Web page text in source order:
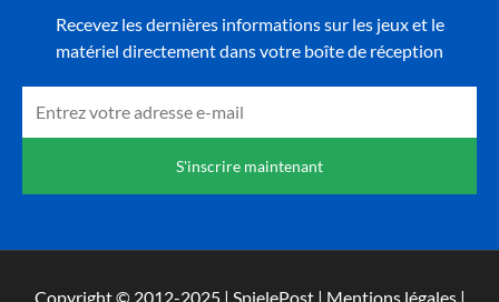
Recevez les dernières informations sur les jeux et le
matériel directement dans votre boîte de réception
S'inscrire maintenant
Copyright © 2012-2025 | SpielePost | Mentions légales |